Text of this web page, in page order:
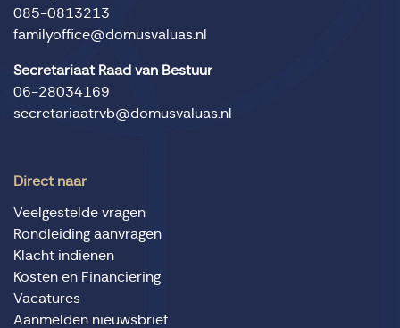
085-0813213
familyoffice@domusvaluas.nl
Secretariaat Raad van Bestuur
06-28034169
secretariaatrvb@domusvaluas.nl
Direct naar
Veelgestelde vragen
Rondleiding aanvragen
Klacht indienen
Kosten en Financiering
Vacatures
Aanmelden nieuwsbrief